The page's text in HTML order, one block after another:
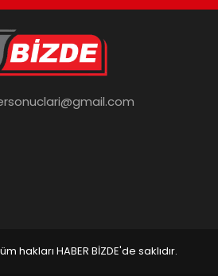
hakları HABER BİZDE'de saklıdır.